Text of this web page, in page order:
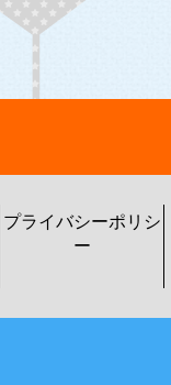
プライバシーポリシ
ー